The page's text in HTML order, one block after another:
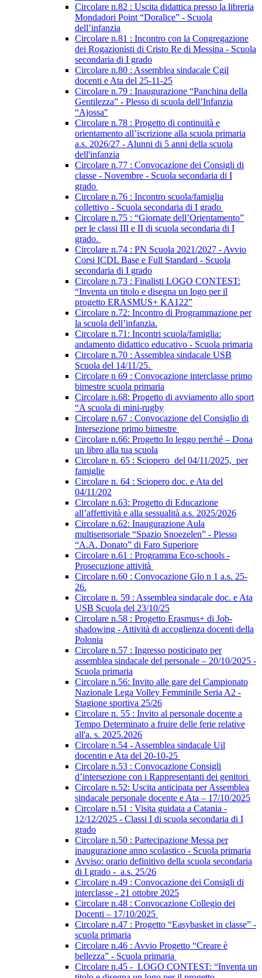
Circolare n.82 : Uscita didattica presso la libreria
Mondadori Point “Doralice” - Scuola
dell’infanzia
Circolare n.81 : Incontro con la Congregazione
dei Rogazionisti di Cristo Re di Messina - Scuola
secondaria di I grado
Circolare n.80 : Assemblea sindacale Cgil
docenti e Ata del 25-11-25
Circolare n.79 : Inaugurazione “Panchina della
Gentilezza” - Plesso di scuola dell’Infanzia
“Ajossa"
Circolare n.78 : Progetto di continuità e
orientamento all’iscrizione alla scuola primaria
a.s. 2026/27 - Alunni di 5 anni della scuola
dell'infanzia
Circolare n.77 : Convocazione dei Consigli di
classe - Novembre - Scuola secondaria di I
grado
Circolare n.76 : Incontro scuola/famiglia
collettivo - Scuola secondaria di I grado
Circolare n.75 : “Giornate dell’Orientamento”
per le classi III e II di scuola secondaria di I
grado.
Circolare n.74 : PN Scuola 2021/2027 - Avvio
Corsi ICDL Base e Full Standard - Scuola
secondaria di I grado
Circolare n.73 : Finalisti LOGO CONTEST:
“Inventa un titolo e disegna un logo per il
progetto ERASMUS+ KA122”
Circolare n.72: Incontro di Programmazione per
la scuola dell’infanzia.
Circolare n.71: Incontri scuola/famiglia:
andamento didattico educativo - Scuola primaria
Circolare n.70 : Assemblea sindacale USB
Scuola del 14/11/25.
Circolare n 69 : Convocazione interclasse primo
bimestre scuola primaria
Circolare n.68: Progetto di avviamento allo sport
“A scuola di mini-rugby
Circolare n.67 : Convocazione del Consiglio di
Intersezione primo bimestre
Circolare n.66: Progetto Io leggo perché – Dona
un libro alla tua scuola
Circolare n. 65 : Sciopero del 04/11/2025, per
famiglie
Circolare n. 64 : Sciopero doc. e Ata del
04/11/202
Circolare n.63: Progetto di Educazione
all’affettività e alla sessualità a.s. 2025/2026
Circolare n.62: Inaugurazione Aula
multisensoriale “Spazio Snoezelen” - Plesso
“A.A. Donato” di Faro Superiore
Circolare n.61 : Programma Eco-schools -
Prosecuzione attività
Circolare n.60 : Convocazione Glo n 1 a.s. 25-
26.
Circolare n. 59 : Assemblea sindacale doc. e Ata
USB Scuola del 23/10/25
Circolare n.58 : Progetto Erasmus+ di Job-
shadowing - Attività di accoglienza docenti della
Polonia
Circolare n.57 : Ingresso posticipato per
assemblea sindacale del personale – 20/10/2025 -
Scuola primaria
Circolare n.56: Invito alle gare del Campionato
Nazionale Lega Volley Femminile Seria A2 -
Stagione sportiva 25/26
Circolare n. 55 : Invito al personale docente a
Tempo Determinato a fruire delle ferie relative
all'a. s. 2025.2026
Circolare n.54 - Assemblea sindacale Uil
docentin e Ata del 20-10-25
Circolare n.53 : Convocazione Consigli
d’intersezione con i Rappresentanti dei genitori
Circolare n.52: Uscita anticipata per Assemblea
sindacale personale docente e Ata – 17/10/2025
Circolare n.51 : Visita guidata a Catania -
12/12/2025 - Classi I di scuola secondaria di I
grado
Circolare n.50 : Partecipazione Messa per
inaugurazione anno scolastico - Scuola primaria
Avviso: orario definitivo della scuola secondaria
di I grado - a.s. 25/26
Circolare n.49 : Convocazione dei Consigli di
interclasse - 21 ottobre 2025
Circolare n.48 : Convocazione Collegio dei
Docenti – 17/10/2025
Circolare n.47 : Progetto “Easybasket in classe” -
scuola primaria
Circolare n.46 : Avvio Progetto “Creare è
bellezza” - Scuola primaria
Circolare n.45 - LOGO CONTEST: “Inventa un